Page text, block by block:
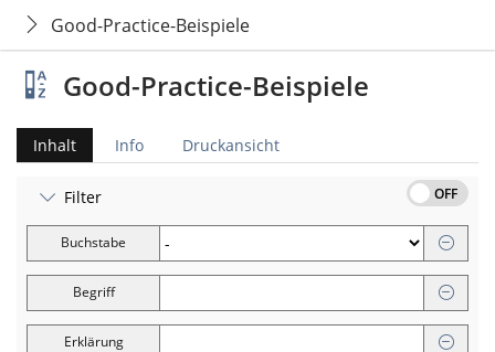
Good-Practice-Beispiele
Good-Practice-Beispiele
Inhalt Info Druckansicht
Filter OFF
Buchstabe
Begriff
Erklärung